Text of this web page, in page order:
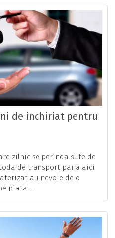
de inchiriat pentru
zilnic se perinda sute de
de transport pana aici
au nevoie de o
piata ...